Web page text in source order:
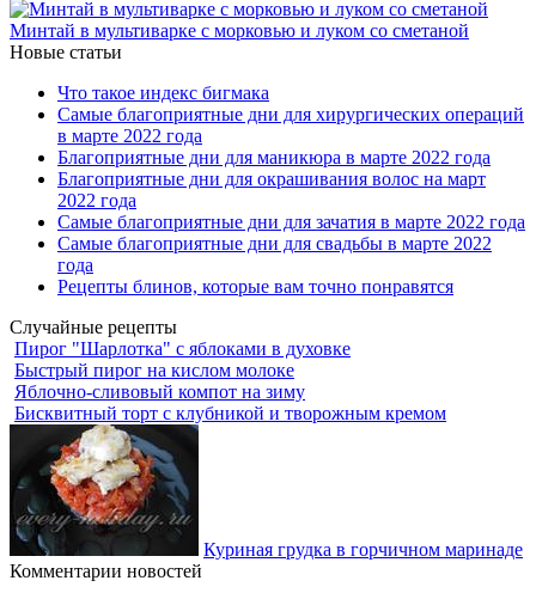
Минтай в мультиварке с морковью и луком со сметаной
Новые статьи
Что такое индекс бигмака
Самые благоприятные дни для хирургических операций
в марте 2022 года
Благоприятные дни для маникюра в марте 2022 года
Благоприятные дни для окрашивания волос на март
2022 года
Самые благоприятные дни для зачатия в марте 2022 года
Самые благоприятные дни для свадьбы в марте 2022
года
Рецепты блинов, которые вам точно понравятся
Случайные рецепты
Пирог "Шарлотка" с яблоками в духовке
Быстрый пирог на кислом молоке
Яблочно-сливовый компот на зиму
Бисквитный торт с клубникой и творожным кремом
Куриная грудка в горчичном маринаде
Комментарии новостей